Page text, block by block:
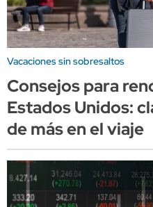
Vacaciones sin sobresaltos
Consejos para
Estados Unidos:
de más en el viaje